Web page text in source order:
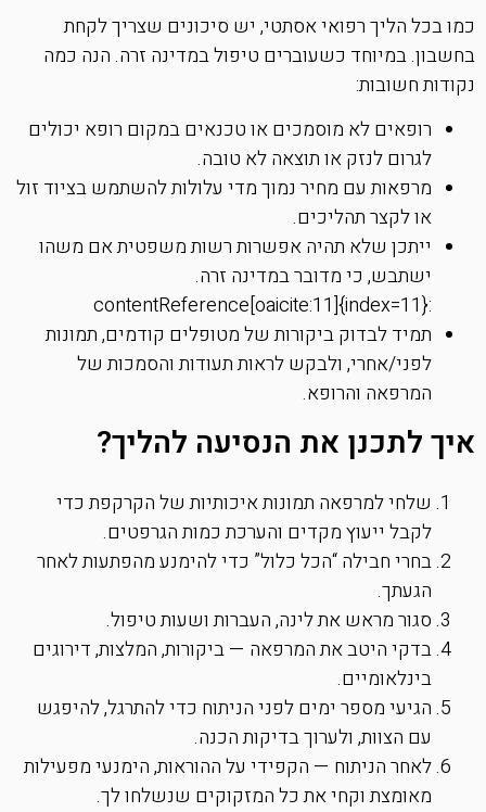
כמו בכל הליך רפואי אסתטי, יש סיכונים שצריך לקחת
בחשבון. במיוחד כשעוברים טיפול במדינה זרה. הנה כמה
נקודות חשובות:
רופאים לא מוסמכים או טכנאים במקום רופא יכולים
לגרום לנזק או תוצאה לא טובה.
מרפאות עם מחיר נמוך מדי עלולות להשתמש בציוד זול
או לקצר תהליכים.
ייתכן שלא תהיה אפשרות רשות משפטית אם משהו
ישתבש, כי מדובר במדינה זרה.
:contentReference[oaicite:11]{index=11}
תמיד לבדוק ביקורות של מטופלים קודמים, תמונות
לפני/אחרי, ולבקש לראות תעודות והסמכות של
המרפאה והרופא.
איך לתכנן את הנסיעה להליך?
שלחי למרפאה תמונות איכותיות של הקרקפת כדי
לקבל ייעוץ מקדים והערכת כמות הגרפטים.
בחרי חבילה “הכל כלול” כדי להימנע מהפתעות לאחר
הגעתך.
סגור מראש את לינה, העברות ושעות טיפול.
בדקי היטב את המרפאה — ביקורות, המלצות, דירוגים
בינלאומיים.
הגיעי מספר ימים לפני הניתוח כדי להתרגל, להיפגש
עם הצוות, ולערוך בדיקות הכנה.
לאחר הניתוח — הקפידי על ההוראות, הימנעי מפעילות
מאומצת וקחי את כל המזקוקים שנשלחו לך.